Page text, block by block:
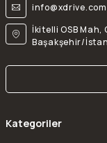
İkitelli OSB Mah,
Başakşehir/
Kategoriler